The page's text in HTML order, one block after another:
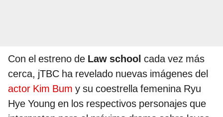
Con el estreno de Law school cada vez más
cerca, jTBC ha revelado nuevas imágenes del
actor Kim Bum y su coestrella femenina Ryu
Hye Young en los respectivos personajes que